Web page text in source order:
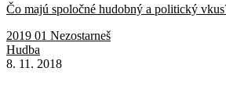
Čo majú spoločné hudobný a politický
2019 01 Nezostarneš
Hudba
8. 11. 2018